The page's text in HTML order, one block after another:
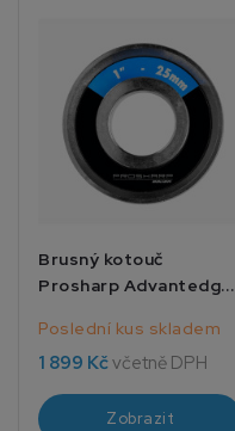
Brusný kotouč
Prosharp Advantedge
Poslední kus skladem
1 899 Kčvčetně DPH
Zobrazit